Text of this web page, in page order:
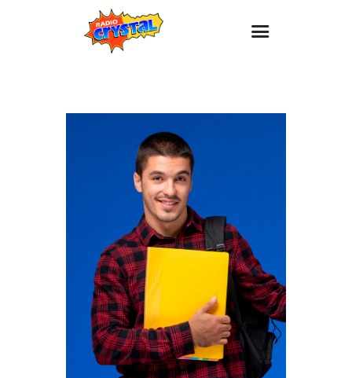
Promociones
Contacto